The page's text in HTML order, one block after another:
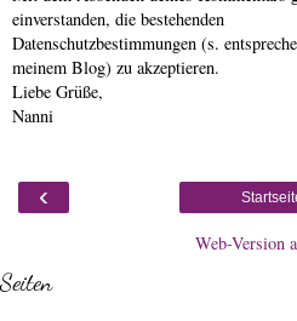
einverstanden, die bestehenden
Datenschutzbestimmungen (s.
meinem Blog) zu akzeptieren.
Liebe Grüße,
Nanni
‹
Web-Version
Seiten